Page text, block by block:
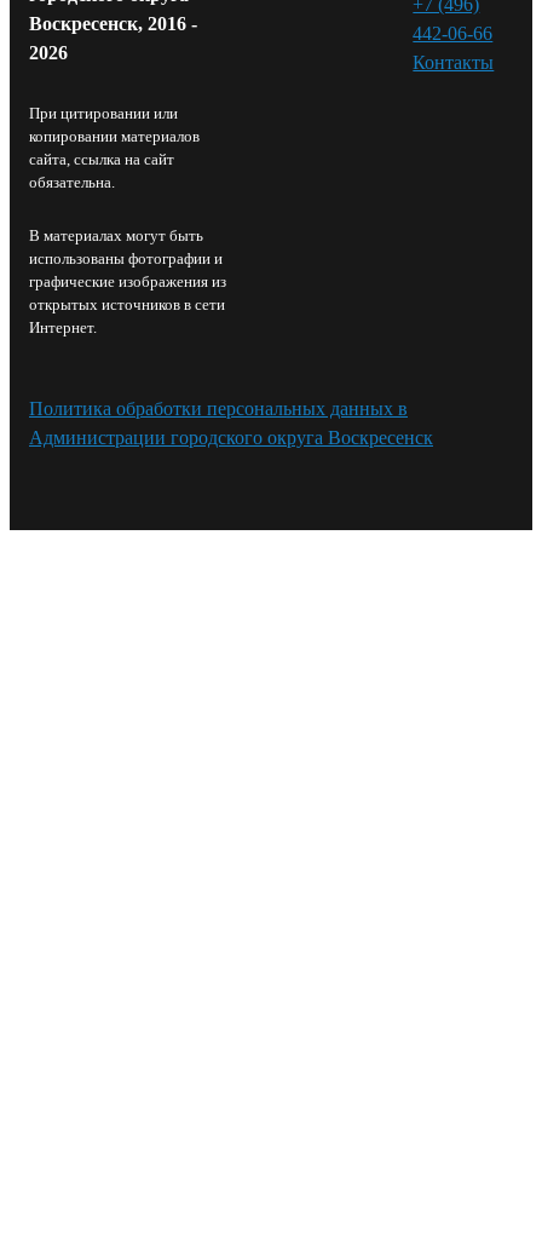
Воскресенск, 2016 -
2026
При цитировании или
копировании материалов
сайта, ссылка на сайт
обязательна.
В материалах могут быть
использованы фотографии и
графические изображения из
открытых источников в сети
Интернет.
442-06-66
Контакты⁠
Политика обработки персональных данных в
Администрации городского округа Воскресенск